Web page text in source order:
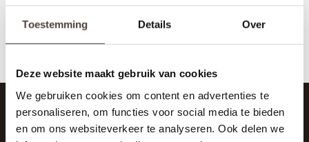
Toestemming Details Over
Deze website maakt gebruik van cookies
We gebruiken cookies om content en advertenties te
personaliseren, om functies voor social media te bieden
en om ons websiteverkeer te analyseren. Ook delen we
SCHRIJF JE IN VOOR DE NIEUWSBRIEF